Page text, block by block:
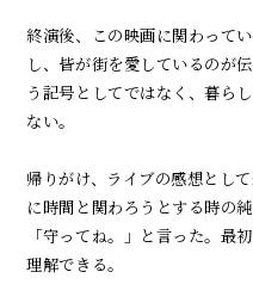
終演後、この映画に関わって
し、皆が街を愛しているのが
う記号としてではなく、暮ら
ない。
帰りがけ、ライブの感想とし
に時間と関わろうとする時の
「守ってね。」と言った。最
理解できる。